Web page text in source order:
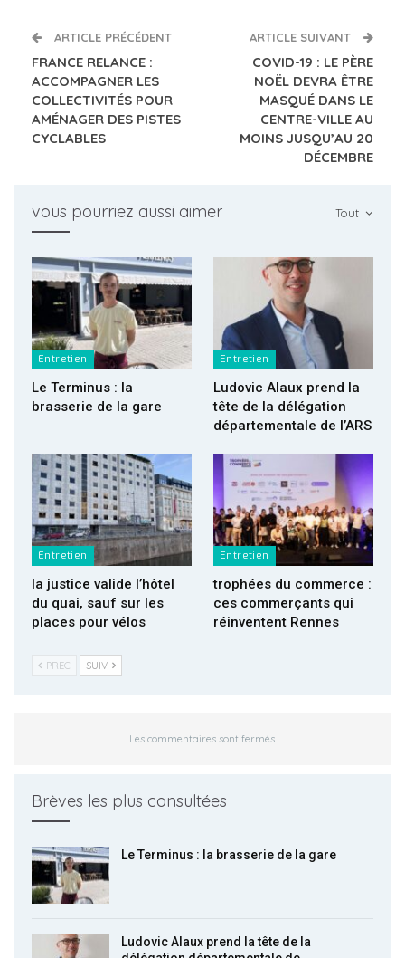
ARTICLE PRÉCÉDENT
FRANCE RELANCE :
ACCOMPAGNER LES
COLLECTIVITÉS POUR
AMÉNAGER DES PISTES
CYCLABLES
ARTICLE SUIVANT
COVID-19 : LE PÈRE
NOËL DEVRA ÊTRE
MASQUÉ DANS LE
CENTRE-VILLE AU
MOINS JUSQU’AU 20
DÉCEMBRE
Tout
vous pourriez aussi aimer
Entretien
Le Terminus : la
brasserie de la gare
Entretien
Ludovic Alaux prend la
tête de la délégation
départementale de l’ARS
Entretien
la justice valide l’hôtel
du quai, sauf sur les
places pour vélos
Entretien
trophées du commerce :
ces commerçants qui
réinventent Rennes
PREC SUIV
Les commentaires sont fermés.
Brèves les plus consultées
Le Terminus : la brasserie de la gare
Ludovic Alaux prend la tête de la